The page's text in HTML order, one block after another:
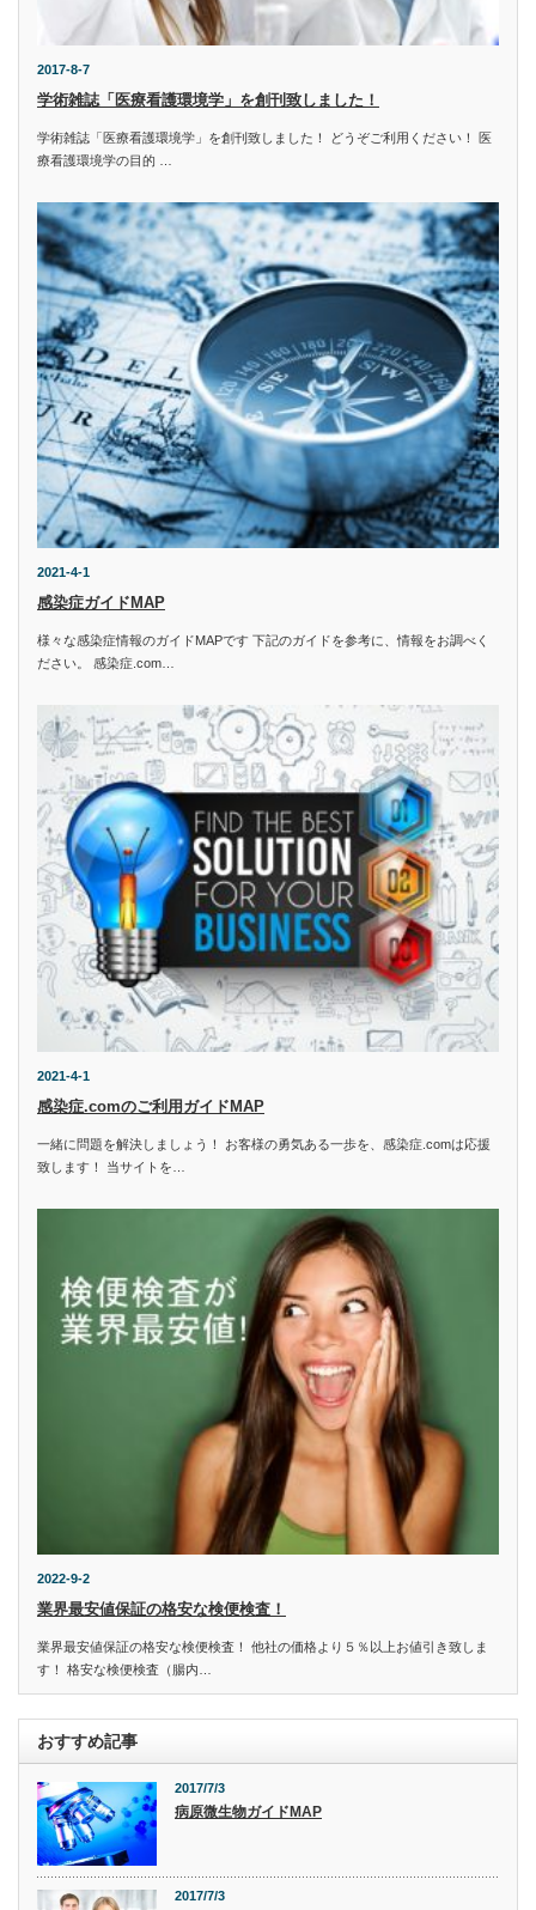
2017-8-7
学術雑誌「医療看護環境学」を創刊致しました！
学術雑誌「医療看護環境学」を創刊致しました！ どうぞご利用ください！ 医
療看護環境学の目的 …
2021-4-1
感染症ガイドMAP
様々な感染症情報のガイドMAPです 下記のガイドを参考に、情報をお調べく
ださい。 感染症.com…
2021-4-1
感染症.comのご利用ガイドMAP
一緒に問題を解決しましょう！ お客様の勇気ある一歩を、感染症.comは応援
致します！ 当サイトを…
2022-9-2
業界最安値保証の格安な検便検査！
業界最安値保証の格安な検便検査！ 他社の価格より５％以上お値引き致しま
す！ 格安な検便検査（腸内…
おすすめ記事
2017/7/3
病原微生物ガイドMAP
2017/7/3